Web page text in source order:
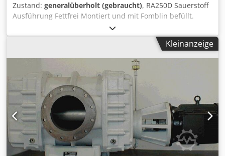
Zustand: generalüberholt (gebraucht), RA250D Sauerstoff
Ausführung Fettfrei Montiert und mit Fomblin befüllt.
Komplett General Überholt, 0,5mbar, 250m³/h, Ab Lager
lieferbar. Wir haben zur Zeit mehrere Sauerstoff
Vakuumpumpen am Lager. Djdpfx Aped R Trns IjkrKleinanzeige